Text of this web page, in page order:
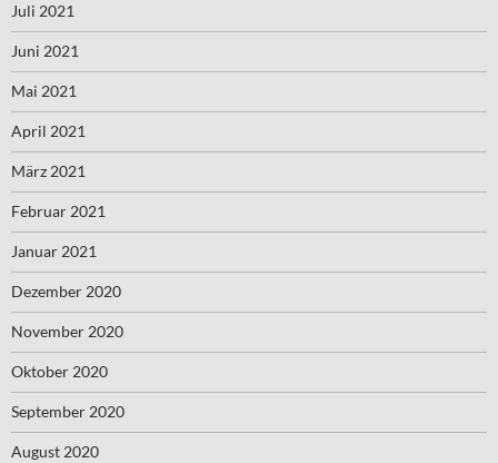
Juli 2021
Juni 2021
Mai 2021
April 2021
März 2021
Februar 2021
Januar 2021
Dezember 2020
November 2020
Oktober 2020
September 2020
August 2020